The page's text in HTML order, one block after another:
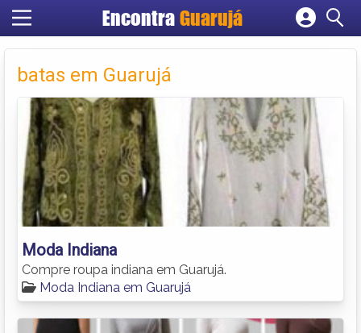
Encontra Guarujá
Cadastrar empresa
Criar conta
batas em Guarujá
Moda Indiana
Compre roupa indiana em Guarujá.
Moda Indiana em Guarujá